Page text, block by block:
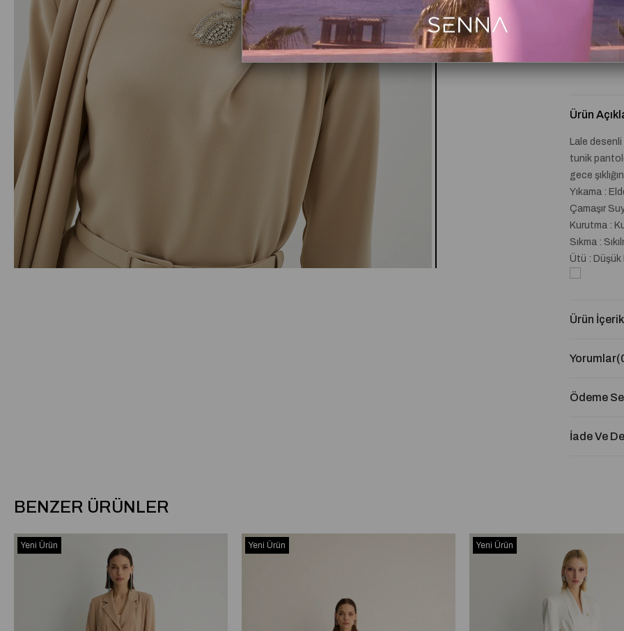
Kritik Stok
Ürün
Lale
tunik
gece
Yıkama :
Çamaşır
Kurutma :
Sıkma :
Ütü : Düşük
Ürün
Yorumlar
Ödeme
İade Ve
BENZER ÜRÜNLER
Yeni Ürün Yeni Ürün Yeni Ürün